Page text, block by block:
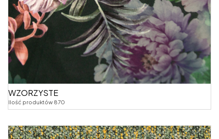
WZORZYSTE
Ilość produktów 870